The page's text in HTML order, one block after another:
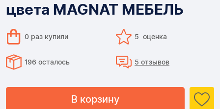
цвета MAGNAT МЕБЕЛЬ
0 раз купили 5 оценка
196 осталось 5 отзывов
В корзину